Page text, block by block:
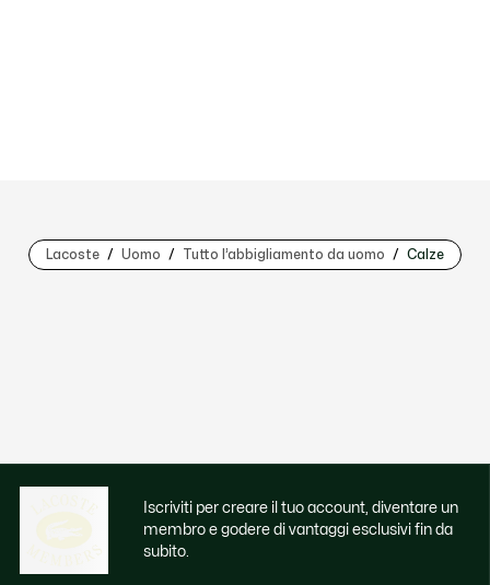
Lacoste Uomo Tutto l’abbigliamento da uomo Calze
Iscriviti per creare il tuo account, diventare un
membro e godere di vantaggi esclusivi fin da
subito.